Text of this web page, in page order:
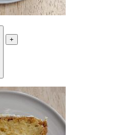
+